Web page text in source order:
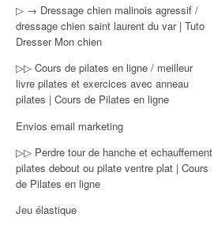
▷ → Dressage chien malinois agressif /
dressage chien saint laurent du var | Tuto
Dresser Mon chien
▷▷ Cours de pilates en ligne / meilleur
livre pilates et exercices avec anneau
pilates | Cours de Pilates en ligne
Envios email marketing
▷▷ Perdre tour de hanche et echauffement
pilates debout ou pilate ventre plat | Cours
de Pilates en ligne
Jeu élastique